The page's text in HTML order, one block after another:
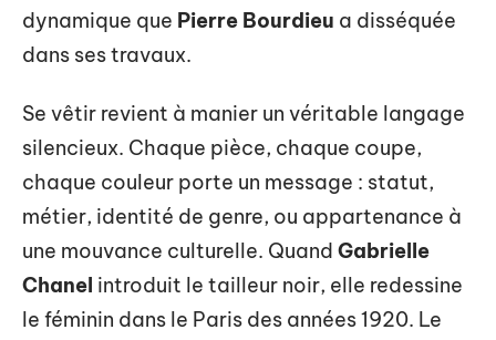
dynamique que Pierre Bourdieu a disséquée
dans ses travaux.
Se vêtir revient à manier un véritable langage
silencieux. Chaque pièce, chaque coupe,
chaque couleur porte un message : statut,
métier, identité de genre, ou appartenance à
une mouvance culturelle. Quand Gabrielle
Chanel introduit le tailleur noir, elle redessine
le féminin dans le Paris des années 1920. Le